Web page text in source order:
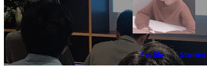
Profile Stories